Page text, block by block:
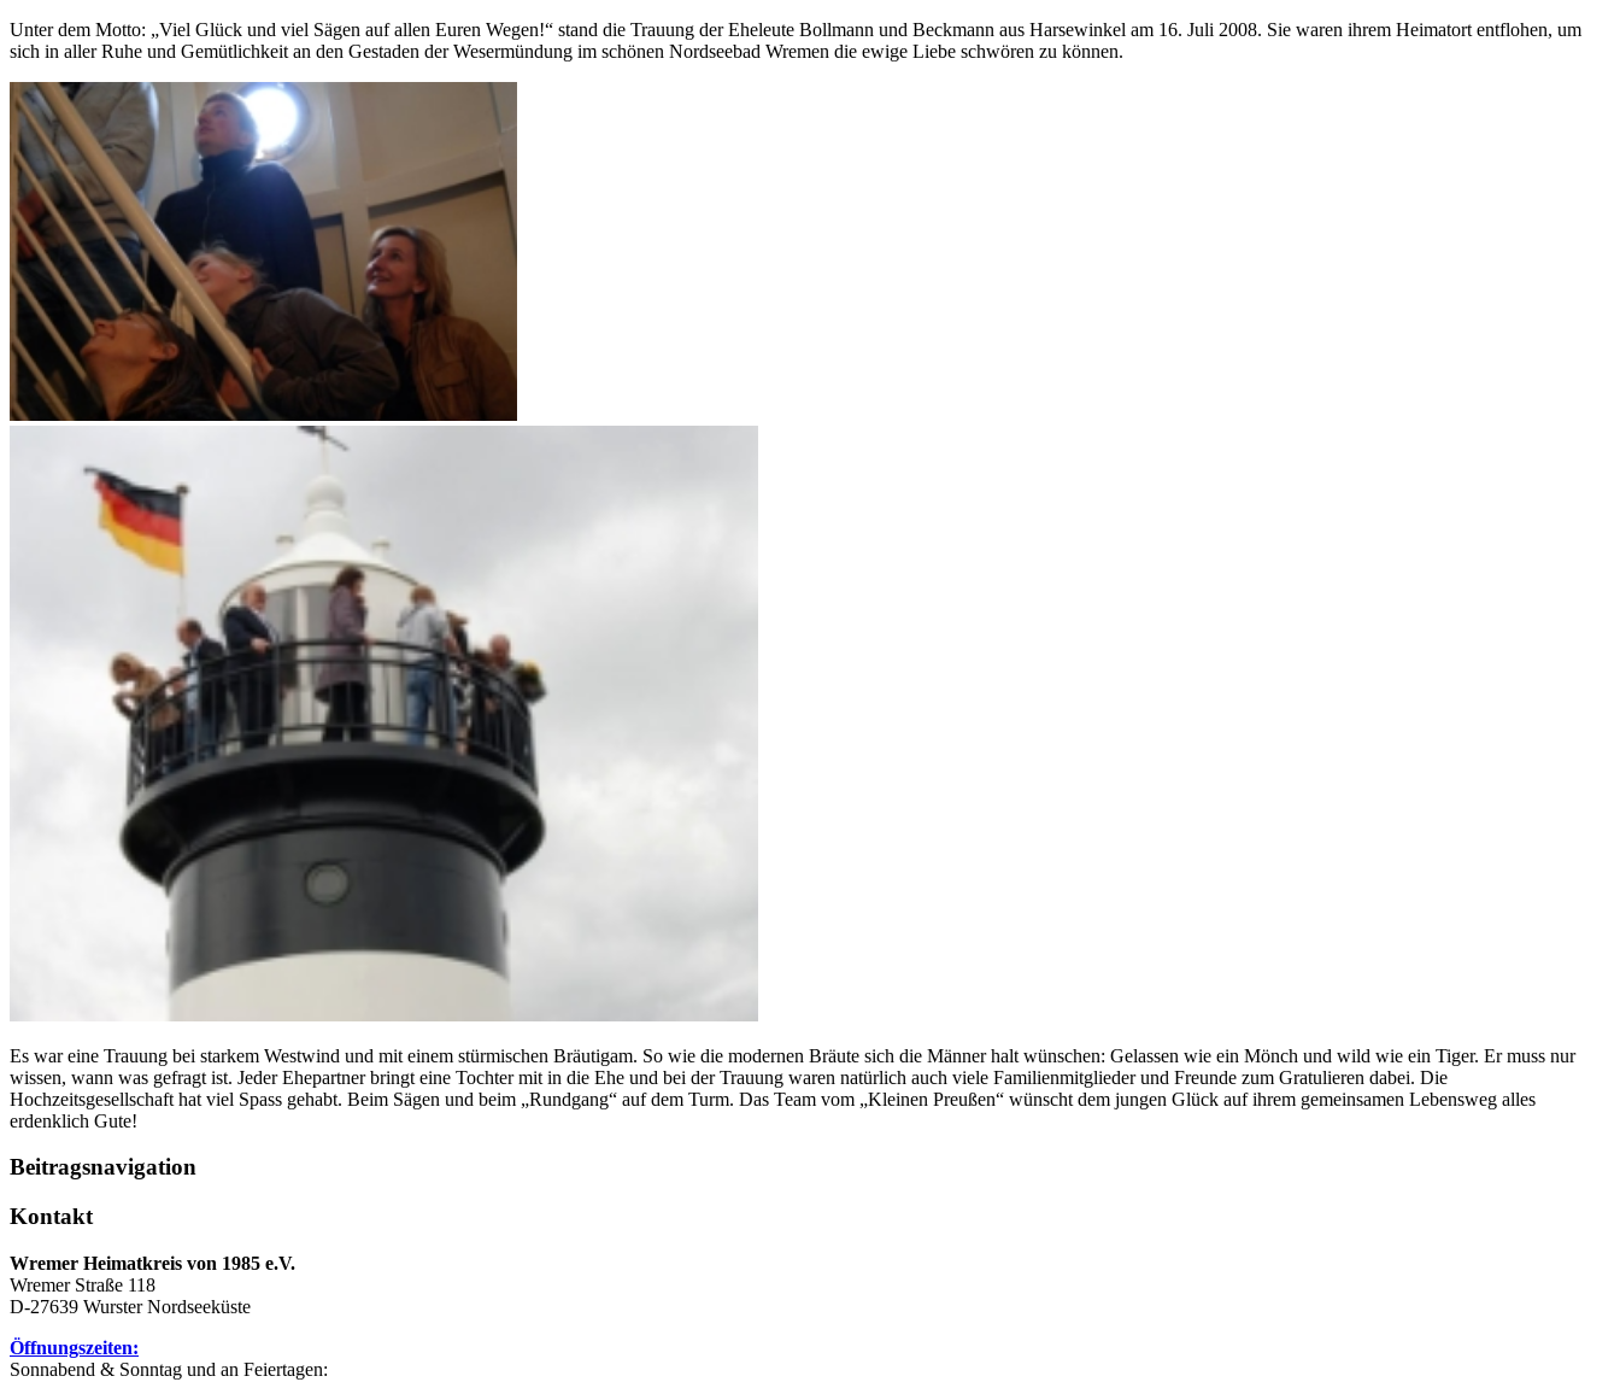
Unter dem Motto: „Viel Glück und viel Sägen auf allen Euren Wegen!“ stand die Trauung der Eheleute Bollmann und Beckmann aus Harsewinkel am 16. Juli 2008. Sie waren ihrem Heimatort entflohen, um
sich in aller Ruhe und Gemütlichkeit an den Gestaden der Wesermündung im schönen Nordseebad Wremen die ewige Liebe schwören zu können.
Es war eine Trauung bei starkem Westwind und mit einem stürmischen Bräutigam. So wie die modernen Bräute sich die Männer halt wünschen: Gelassen wie ein Mönch und wild wie ein Tiger. Er muss nur
wissen, wann was gefragt ist. Jeder Ehepartner bringt eine Tochter mit in die Ehe und bei der Trauung waren natürlich auch viele Familienmitglieder und Freunde zum Gratulieren dabei. Die
Hochzeitsgesellschaft hat viel Spass gehabt. Beim Sägen und beim „Rundgang“ auf dem Turm. Das Team vom „Kleinen Preußen“ wünscht dem jungen Glück auf ihrem gemeinsamen Lebensweg alles
erdenklich Gute!
Beitragsnavigation
Kontakt
Wremer Heimatkreis von 1985 e.V.
Wremer Straße 118
D-27639 Wurster Nordseeküste
Öffnungszeiten:
Sonnabend & Sonntag und an Feiertagen: